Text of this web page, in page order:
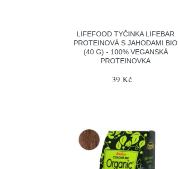
LIFEFOOD TYČINKA LIFEBAR
PROTEINOVÁ S JAHODAMI BIO
(40 G) - 100% VEGANSKÁ
PROTEINOVKA
39 Kč